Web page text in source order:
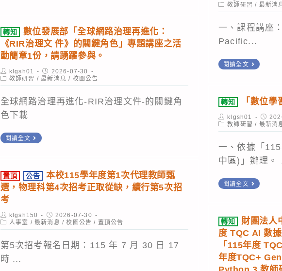
工
加,
訊
全
識
並
生
競
爭
力,
作
案。
材
開
發
計
畫」
之
暑
主
學
啟
航
站」，
服
務
5-
25
分
鐘
為
免
非
期
的
常
線
上
線
上
明
會，
鼓
學
師
長
名
參
加。
教
增
劃,
請
依
說
辦
理,
照。
立
中
興
大
學
附
級
學
辦
「115
年
育
author:
Post
category:
教師研習 / 最新消
一、課程講座
Pacific...
閱讀全文
團
法
人
台
灣
化
分
析
管
理
轉知
數位發展部「全球網路治理再進化：
《RIR治理文 件》的關鍵角色」專題講座之活
動簡章1份，請踴躍參與。
Post
author:
klgsh01
Post
published:
2026-07-30
Post
category:
教師研習 / 最新消息 / 校園公告
全球網路治理再進化-RIR治理文件-的關鍵角
色下載
閱讀全文
位
發
部
「全
球
轉知 「數位學
Post
author:
klgsh01
Post
Post
category:
教師研習 / 最新消
一、依據「
中區)」辦理。
閱讀全文
位
學
習
教
置頂 公告
本校115學年度第1次代理教師甄
選，物理科第4次招考正取從缺，續行第5次招
考
Post
author:
klgsh150
Post
published:
2026-07-30
Post
category:
人事室 / 最新消息 / 校園公告 / 置頂公告
第5次招考報名日期：115 年 7 月 30 日 17
時 ...
轉知
財團法人
度 TQC AI 數
「115年度
年度TQC+